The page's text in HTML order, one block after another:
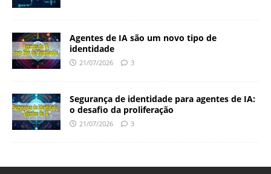
Agentes de IA são um novo tipo de
identidade
21/07/2026 3
Segurança de identidade para agentes de IA:
o desafio da proliferação
21/07/2026 3